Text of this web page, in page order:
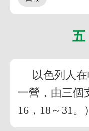
以色列人
一營，由三個
16，18～31。）